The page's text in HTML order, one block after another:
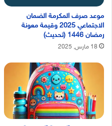
موعد صرف المكرمة الضمان
الاجتماعي 2025 وقيمة معونة
رمضان 1446 (تحديث)
18 مارس, 2025